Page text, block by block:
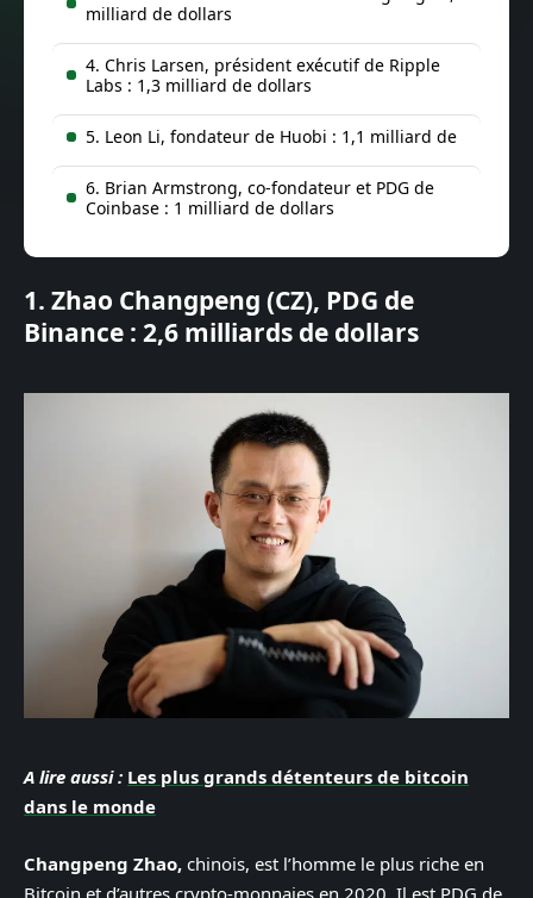
milliard de dollars
4. Chris Larsen, président exécutif de Ripple
Labs : 1,3 milliard de dollars
5. Leon Li, fondateur de Huobi : 1,1 milliard de
6. Brian Armstrong, co-fondateur et PDG de
Coinbase : 1 milliard de dollars
1. Zhao Changpeng (CZ), PDG de
Binance : 2,6 milliards de dollars
A lire aussi : Les plus grands détenteurs de bitcoin
dans le monde
Changpeng Zhao, chinois, est l’homme le plus riche en
Bitcoin et d’autres crypto-monnaies en 2020. Il est PDG de